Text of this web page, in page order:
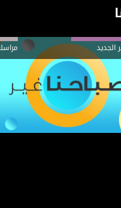
الجديد